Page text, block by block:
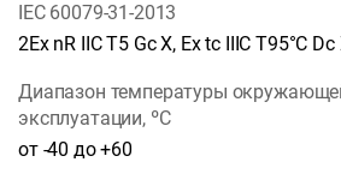
IEC 60079-31-2013
2Ех nR IIC T5 Gc X, Ex tc IIIC T95°C Dc
Диапазон температуры
эксплуатации, ºС
от -40 до +60